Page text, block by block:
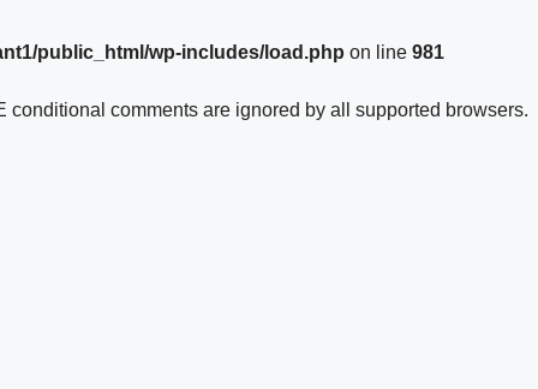
public_html/wp-includes/load.php on line 981
conditional comments are ignored by all supported browsers.